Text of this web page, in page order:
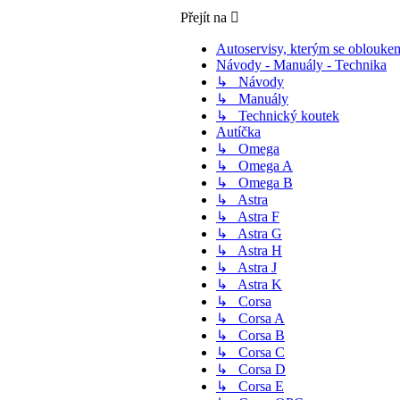
Přejít na
Autoservisy, kterým se
Návody - Manuály - Technika
↳ Návody
↳ Manuály
↳ Technický koutek
Autíčka
↳ Omega
↳ Omega A
↳ Omega B
↳ Astra
↳ Astra F
↳ Astra G
↳ Astra H
↳ Astra J
↳ Astra K
↳ Corsa
↳ Corsa A
↳ Corsa B
↳ Corsa C
↳ Corsa D
↳ Corsa E